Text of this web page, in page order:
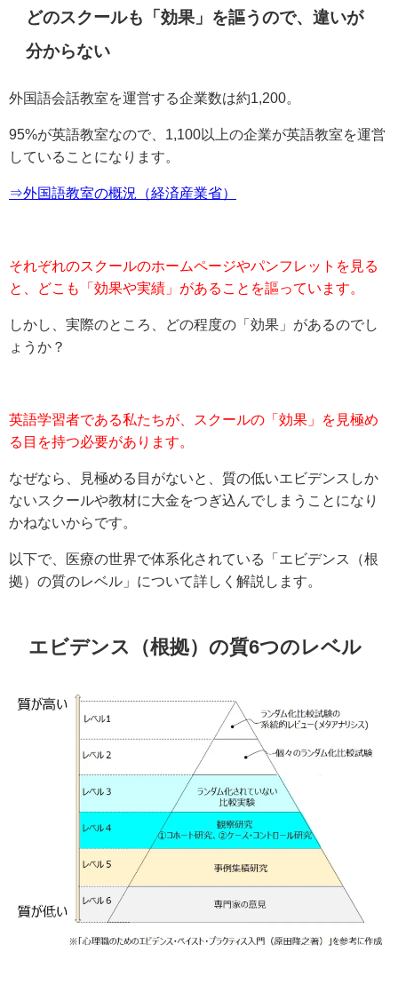
どのスクールも「効果」を謳うので、違いが
分からない
外国語会話教室を運営する企業数は約1,200。
95%が英語教室なので、1,100以上の企業が英語教室を運営
していることになります。
⇒外国語教室の概況（経済産業省）
それぞれのスクールのホームページやパンフレットを見る
と、どこも「効果や実績」があることを謳っています。
しかし、実際のところ、どの程度の「効果」があるのでし
ょうか？
英語学習者である私たちが、スクールの「効果」を見極め
る目を持つ必要があります。
なぜなら、見極める目がないと、質の低いエビデンスしか
ないスクールや教材に大金をつぎ込んでしまうことになり
かねないからです。
以下で、医療の世界で体系化されている「エビデンス（根
拠）の質のレベル」について詳しく解説します。
エビデンス（根拠）の質6つのレベル